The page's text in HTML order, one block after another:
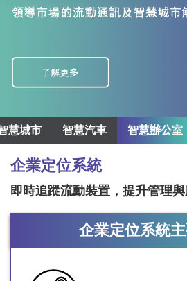
慧城市 智慧汽車 智慧辦公室
企業定位系統
即時追蹤流動裝置，提升管理與
企業定位系統